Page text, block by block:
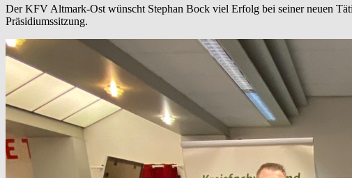
Der KFV Altmark-Ost wünscht Stephan Bock viel Erfolg bei seiner neuen
Präsidiumssitzung.